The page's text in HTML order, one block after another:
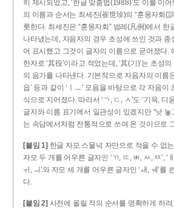
히 제시되었고, ‘한글 맞춤법(1988)’도 이를 이
의 이름과 순서는 최세진(崔世珍)의 “훈몽자회(
롯한다. 최세진은 “훈몽자회” 범례(凡例)에서 한
나타냈는데, 자음자의 경우 초성에 쓰인 것과 종
어 표시했고 그것이 글자의 이름으로 굳어졌다.
한자로 ‘其役’이라고 적었는데, ‘其(기)’는 초성의
의 음가를 나타낸다. 기본적으로 자음자의 이름
읍’ 등과 같이 ‘ㅣㅡ’ 모음을 바탕으로 각 자음이
식으로 지어졌다. 따라서 ‘ㄱ, ㄷ, ㅅ’도 ‘기윽, 디
글자와 이름 표기에서 일관성이 있겠지만 “낫 놓
는 속담에서처럼 전통적으로 쓰여 온 것이므로
[붙임 1] 한글 자모 스물넉 자만으로 적을 수 없
자모 두 개를 어우른 글자인 ‘ㄲ, ㄸ, ㅃ, ㅆ, ㅉ’, ‘
ㅟ, ㅢ’와 자모 세 개를 어우른 글자인 ‘ㅙ, ㅞ’를
다.
[붙임 2] 사전에 올릴 적의 순서를 명확하게 하